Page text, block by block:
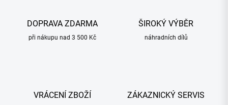
DOPRAVA ZDARMA
při nákupu nad 3 500 Kč
ŠIROKÝ VÝBĚR
náhradních dílů
VRÁCENÍ ZBOŽÍ ZÁKAZNICKÝ SERVIS